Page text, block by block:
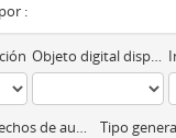
:
Objeto digital disponibles
Régimen de derechos de autor Tipo